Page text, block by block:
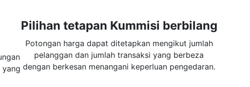
Pilihan tetapan Kummisi berbilang
Potongan harga dapat ditetapkan mengikut jumlah
pelanggan dan jumlah transaksi yang berbeza
dengan berkesan menangani keperluan pengedaran.